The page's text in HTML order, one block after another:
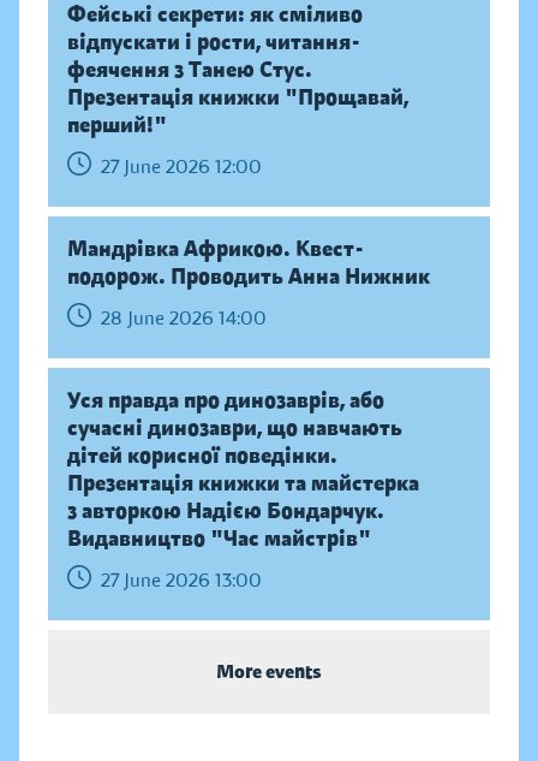
Фейські секрети: як сміливо
відпускати і рости, читання-
феячення з Танею Стус.
Презентація книжки "Прощавай,
перший!"
27 June 2026 12:00
Мандрівка Африкою. Квест-
подорож. Проводить Анна Нижник
28 June 2026 14:00
Уся правда про динозаврів, або
сучасні динозаври, що навчають
дітей корисної поведінки.
Презентація книжки та майстерка
з авторкою Надією Бондарчук.
Видавництво "Час майстрів"
27 June 2026 13:00
More events